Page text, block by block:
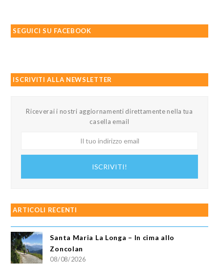
SEGUICI SU FACEBOOK
ISCRIVITI ALLA NEWSLETTER
Riceverai i nostri aggiornamenti direttamente nella tua
casella email
ISCRIVITI!
ARTICOLI RECENTI
Santa Maria La Longa – In cima allo
Zoncolan
08/08/2026